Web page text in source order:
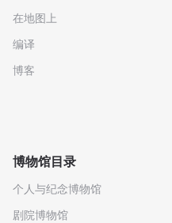
在地图上
编译
博客
博物馆目录
个人与纪念博物馆
剧院博物馆